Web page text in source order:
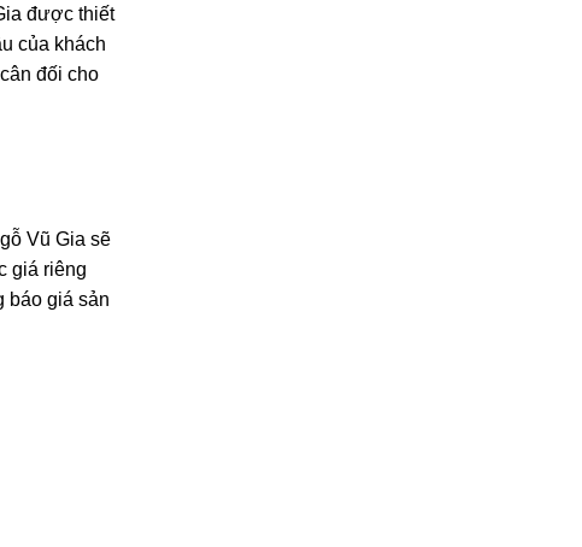
được thiết
của khách
đối cho
Vũ Gia sẽ
giá riêng
báo giá sản